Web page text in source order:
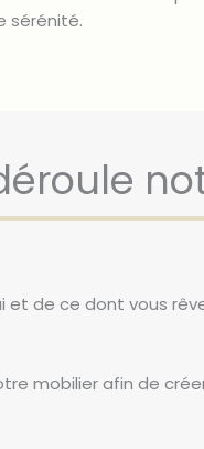
sérénité.
et de ce dont vous
mobilier afin de